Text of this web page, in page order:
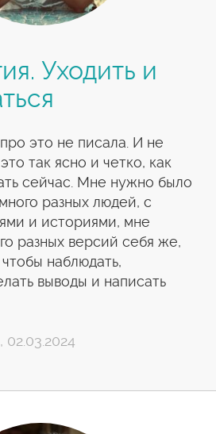
Уходить и
это не писала. И не
так ясно и четко, как
сейчас. Мне нужно было
разных людей, с
и историями, мне
разных версий себя же,
наблюдать,
выводы и написать